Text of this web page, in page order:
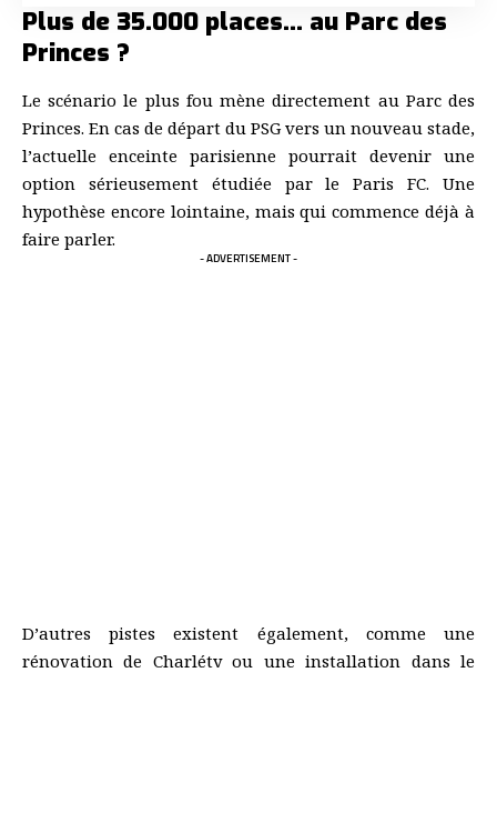
Plus de 35.000 places… au Parc des
Princes ?
Le scénario le plus fou mène directement au Parc des
Princes. En cas de départ du PSG vers un nouveau stade,
l’actuelle enceinte parisienne pourrait devenir une
option sérieusement étudiée par le Paris FC. Une
hypothèse encore lointaine, mais qui commence déjà à
faire parler.
- ADVERTISEMENT -
D’autres pistes existent également, comme une
rénovation de Charléty ou une installation dans le